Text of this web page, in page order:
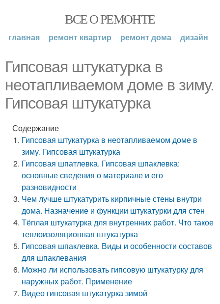
ВСЕ О РЕМОНТЕ
главная ремонт квартир ремонт дома дизайн
Гипсовая штукатурка в
неотапливаемом доме в зиму.
Гипсовая штукатурка
Содержание
Гипсовая штукатурка в неотапливаемом доме в
зиму. Гипсовая штукатурка
Гипсовая шпатлевка. Гипсовая шпаклевка:
основные сведения о материале и его
разновидности
Чем лучше штукатурить кирпичные стены внутри
дома. Назначение и функции штукатурки для стен
Тёплая штукатурка для внутренних работ. Что такое
теплоизоляционная штукатурка
Гипсовая шпаклевка. Виды и особенности составов
для шпаклевания
Можно ли использовать гипсовую штукатурку для
наружных работ. Применение
Видео гипсовая штукатурка зимой